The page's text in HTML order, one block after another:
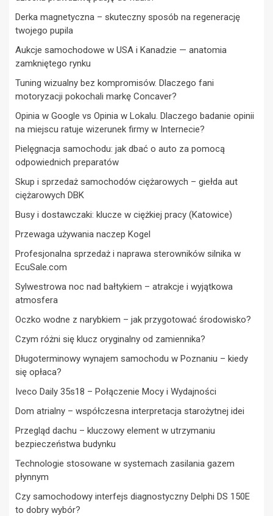
Derka magnetyczna – skuteczny sposób na regenerację
twojego pupila
Aukcje samochodowe w USA i Kanadzie — anatomia
zamkniętego rynku
Tuning wizualny bez kompromisów. Dlaczego fani
motoryzacji pokochali markę Concaver?
Opinia w Google vs Opinia w Lokalu. Dlaczego badanie opinii
na miejscu ratuje wizerunek firmy w Internecie?
Pielęgnacja samochodu: jak dbać o auto za pomocą
odpowiednich preparatów
Skup i sprzedaż samochodów ciężarowych – giełda aut
ciężarowych DBK
Busy i dostawczaki: klucze w ciężkiej pracy (Katowice)
Przewaga używania naczep Kogel
Profesjonalna sprzedaż i naprawa sterowników silnika w
EcuSale.com
Sylwestrowa noc nad bałtykiem – atrakcje i wyjątkowa
atmosfera
Oczko wodne z narybkiem – jak przygotować środowisko?
Czym różni się klucz oryginalny od zamiennika?
Długoterminowy wynajem samochodu w Poznaniu – kiedy
się opłaca?
Iveco Daily 35s18 – Połączenie Mocy i Wydajności
Dom atrialny – współczesna interpretacja starożytnej idei
Przegląd dachu – kluczowy element w utrzymaniu
bezpieczeństwa budynku
Technologie stosowane w systemach zasilania gazem
płynnym
Czy samochodowy interfejs diagnostyczny Delphi DS 150E
to dobry wybór?